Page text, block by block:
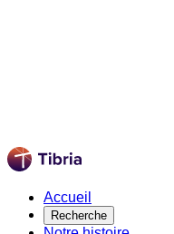
Accueil
Recherche